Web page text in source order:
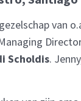
van
Scholdis.